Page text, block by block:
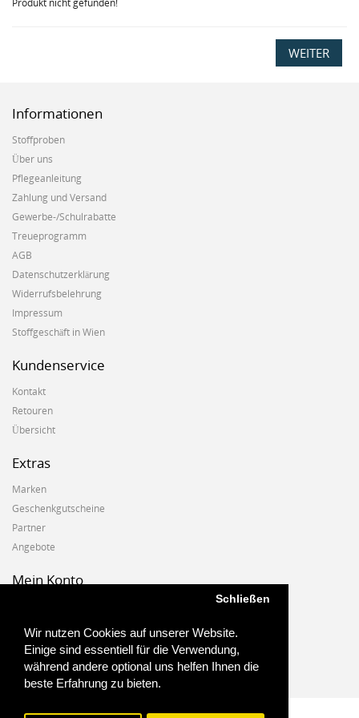
Wir nutzen Cookies auf unserer Website.
Einige sind essentiell für die Verwendung,
während andere optional uns helfen Ihnen die
beste Erfahrung zu bieten.
Schließen
Produkt nicht gefunden!
WEITER
Informationen
Stoffproben
Über uns
Pflegeanleitung
Zahlung und Versand
Gewerbe-/Schulrabatte
Treueprogramm
AGB
Datenschutzerklärung
Widerrufsbelehrung
Impressum
Stoffgeschäft in Wien
Kundenservice
Kontakt
Retouren
Übersicht
Extras
Marken
Geschenkgutscheine
Partner
Angebote
Mein Konto
Auftragshistorie
Wunschzettel
Newsletter